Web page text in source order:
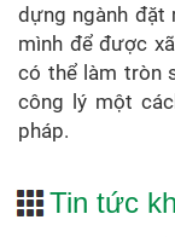
dựng ngành đặt
mình để được
có thể làm tròn
công lý một
pháp.
Tin tức